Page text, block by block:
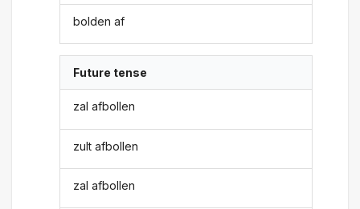
bolden af
Future tense
zal afbollen
zult afbollen
zal afbollen